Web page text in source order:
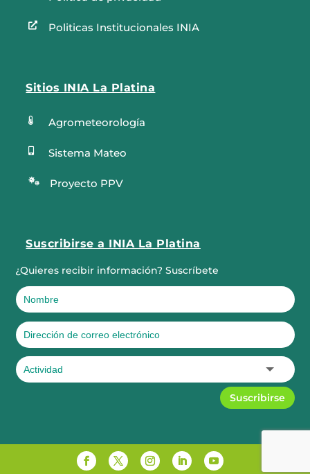
 Politicas Institucionales INIA
Sitios INIA La Platina
 Agrometeorología
 Sistema Mateo
 Proyecto PPV
Suscribirse a INIA La Platina
¿Quieres recibir información? Suscríbete
Suscribirse